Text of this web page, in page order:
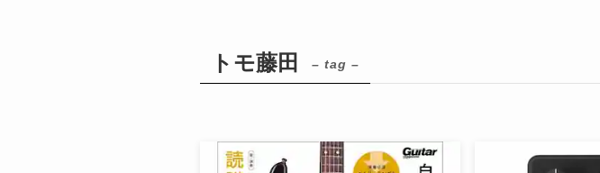
トモ藤田 – tag –